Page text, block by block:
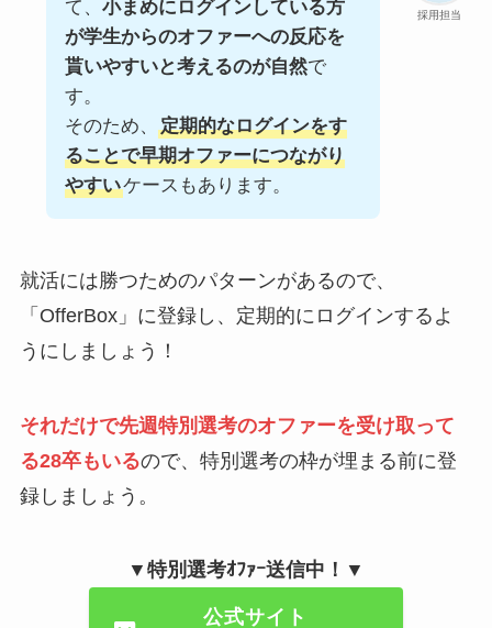
採用担当
て、 小まめにログインしている方
が学生からのオファーへの反応を
貰いやすいと考えるのが自然で
す。
そのため、
定期的なログインをす
ることで早期オファーにつながり
やすいケースもあります。
就活には勝つためのパターンがあるので、
「OfferBox」に登録し、定期的にログインするよ
うにしましょう！
それだけで先週特別選考のオファーを受け取って
る28卒もいるので、特別選考の枠が埋まる前に登
録しましょう。
▼特別選考ｵﾌｧｰ送信中！▼
公式サイト